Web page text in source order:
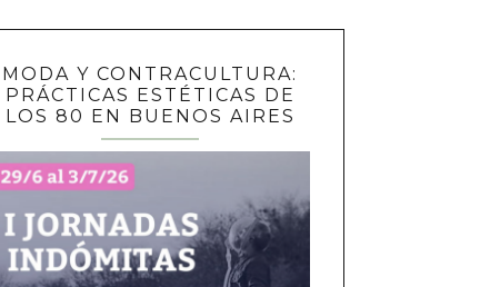
MODA Y CONTRACULTURA:
PRÁCTICAS ESTÉTICAS DE
LOS 80 EN BUENOS AIRES